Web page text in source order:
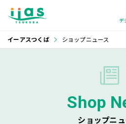
デ
イーアスつくば ショップニュース
Shop
ショップニ